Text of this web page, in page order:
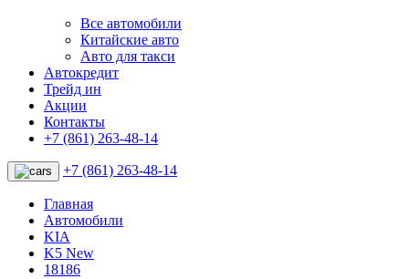
Все автомобили
Китайские авто
Авто для такси
Автокредит
Трейд ин
Акции
Контакты
+7 (861) 263-48-14
+7 (861) 263-48-14
Главная
Автомобили
KIA
K5 New
18186